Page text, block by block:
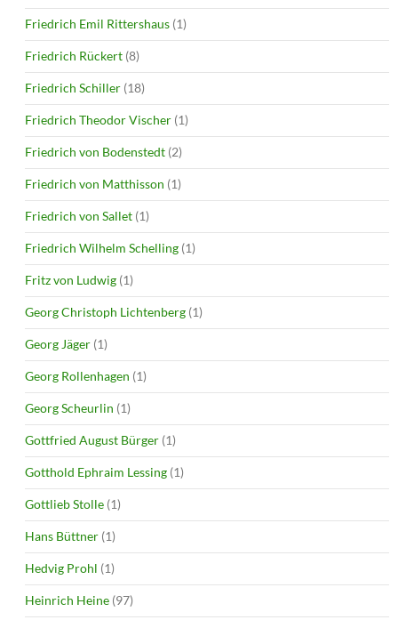
Friedrich Emil Rittershaus (1)
Friedrich Rückert (8)
Friedrich Schiller (18)
Friedrich Theodor Vischer (1)
Friedrich von Bodenstedt (2)
Friedrich von Matthisson (1)
Friedrich von Sallet (1)
Friedrich Wilhelm Schelling (1)
Fritz von Ludwig (1)
Georg Christoph Lichtenberg (1)
Georg Jäger (1)
Georg Rollenhagen (1)
Georg Scheurlin (1)
Gottfried August Bürger (1)
Gotthold Ephraim Lessing (1)
Gottlieb Stolle (1)
Hans Büttner (1)
Hedvig Prohl (1)
Heinrich Heine (97)